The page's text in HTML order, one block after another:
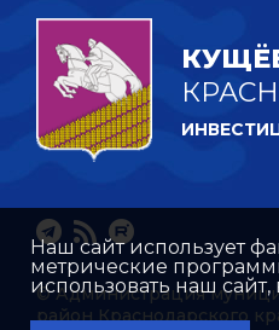
© Администрация
район Краснодарского
Наш сайт использует
метрические
использовать наш